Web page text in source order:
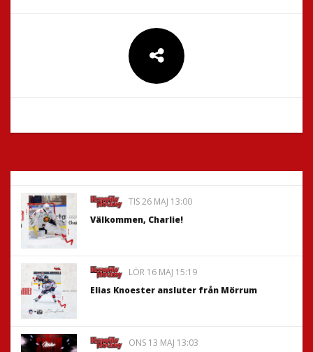
TIS 26 MAJ 13:00
Välkommen, Charlie!
LÖR 16 MAJ 15:19
Elias Knoester ansluter från Mörrum
ONS 13 MAJ 13:03